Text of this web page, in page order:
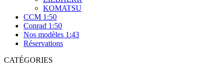
KOMATSU
CCM 1:50
Conrad 1:50
Nos modèles 1:43
Réservations
CATÉGORIES